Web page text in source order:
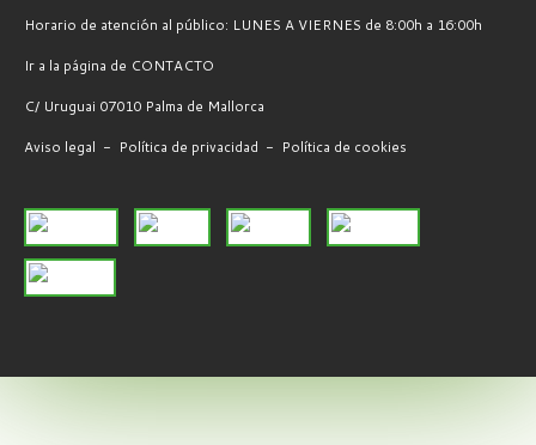
Horario de atención al público: LUNES A VIERNES de 8:00h a 16:00h
Ir a la página de CONTACTO
C/ Uruguai 07010 Palma de Mallorca
Aviso legal - Política de privacidad - Política de cookies